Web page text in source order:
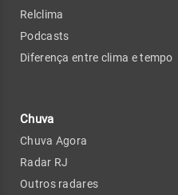
Relclima
Podcasts
Diferença entre clima e tempo
Chuva
Chuva Agora
Radar RJ
Outros radares